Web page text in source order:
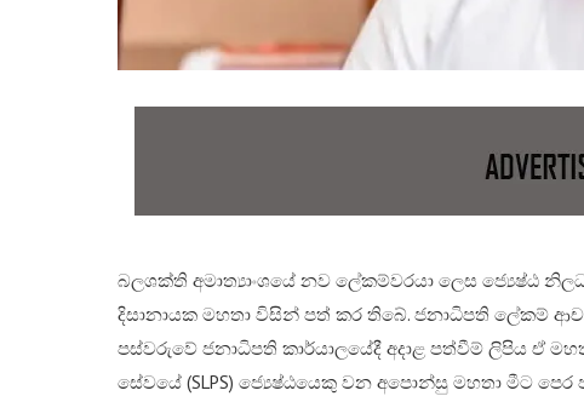
බලශක්ති අමාත්‍යාංශයේ නව ලේකම්වරයා ලෙස ජ්‍යෙෂ්ඨ
දිසානායක මහතා විසින් පත් කර තිබේ. ජනාධිපති ලේකම්
පස්වරුවේ ජනාධිපති කාර්යාලයේදී අදාළ පත්වීම් ලිපිය ඒ
සේවයේ (SLPS) ජ්‍යෙෂ්ඨයෙකු වන අපොන්සු මහතා මීට